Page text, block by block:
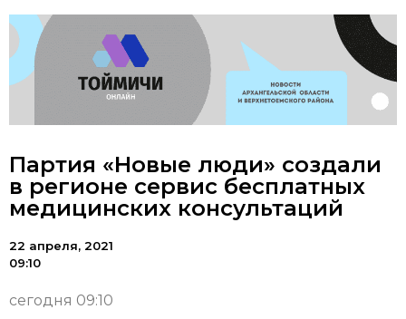
Партия «Новые люди» создали
в регионе сервис бесплатных
медицинских консультаций
22 апреля, 2021
09:10
сегодня 09:10